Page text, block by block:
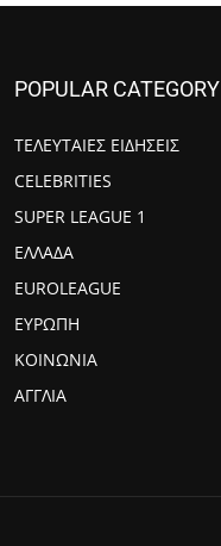
POPULAR CATEGORY
ΤΕΛΕΥΤΑΙΕΣ ΕΙΔΗΣΕΙΣ
CELEBRITIES
SUPER LEAGUE 1
ΕΛΛΑΔΑ
EUROLEAGUE
ΕΥΡΩΠΗ
ΚΟΙΝΩΝΙΑ
ΑΓΓΛΙΑ